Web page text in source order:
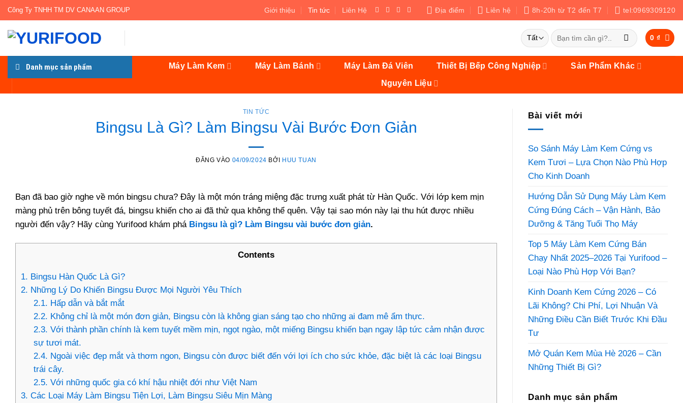
Bỏ
qua
nội
Công Ty TNHH TM DV CANAAN GROUP Giới thiệu Tin tức Liên Hệ Địa điểm Liên hệ 8h-20h từ T2 đến T7 tel:0969309120
Tìm
kiếm:
0₫
Danh mục sản phẩm Máy Làm Kem Máy Làm Bánh Máy Làm Đá Viên Thiết Bị Bếp Công Nghiệp
Sản Phẩm Khác
Nguyên Liệu
TIN TỨC
Bingsu Là Gì? Làm Bingsu Vài Bước Đơn Giản
ĐĂNG VÀO 04/09/2024 BỞI HUU TUAN
Bạn đã bao giờ nghe về món bingsu chưa? Đây là một món tráng miệng đặc trưng xuất phát từ Hàn Quốc. Với lớp kem mịn
màng phủ trên bông tuyết đá, bingsu khiến cho ai đã thử qua không thể quên. Vậy tại sao món này lại thu hút được nhiều
người đến vậy? Hãy cùng Yurifood khám phá Bingsu là gì? Làm Bingsu vài bước đơn giản.
Contents
1. Bingsu Hàn Quốc Là Gì?
2. Những Lý Do Khiến Bingsu Được Mọi Người Yêu Thích
2.1. Hấp dẫn và bắt mắt
2.2. Không chỉ là một món đơn giản, Bingsu còn là không gian sáng tạo cho những ai đam mê ẩm thực.
2.3. Với thành phần chính là kem tuyết mềm mịn, ngọt ngào, một miếng Bingsu khiến bạn ngay lập tức cảm nhận được
sự tươi mát.
2.4. Ngoài việc đẹp mắt và thơm ngon, Bingsu còn được biết đến với lợi ích cho sức khỏe, đặc biệt là các loại Bingsu
trái cây.
2.5. Với những quốc gia có khí hậu nhiệt đới như Việt Nam
3. Các Loại Máy Làm Bingsu Tiện Lợi, Làm Bingsu Siêu Mịn Màng
Bài viết mới
So Sánh Máy Làm Kem Cứng vs
Kem Tươi – Lựa Chọn Nào Phù Hợp
Cho Kinh Doanh
Hướng Dẫn Sử Dụng Máy Làm Kem
Cứng Đúng Cách – Vận Hành, Bảo
Dưỡng & Tăng Tuổi Thọ Máy
Top 5 Máy Làm Kem Cứng Bán
Chạy Nhất 2025–2026 Tại Yurifood –
Loại Nào Phù Hợp Với Bạn?
Kinh Doanh Kem Cứng 2026 – Có
Lãi Không? Chi Phí, Lợi Nhuận Và
Những Điều Cần Biết Trước Khi Đầu
Tư
Mở Quán Kem Mùa Hè 2026 – Cần
Những Thiết Bị Gì?
Danh mục sản phẩm